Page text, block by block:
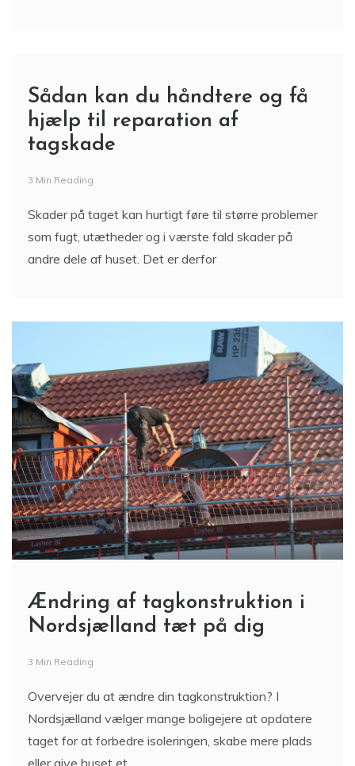
Sådan kan du håndtere og få
hjælp til reparation af
tagskade
3 Min Reading
Skader på taget kan hurtigt føre til større problemer
som fugt, utætheder og i værste fald skader på
andre dele af huset. Det er derfor
Ændring af tagkonstruktion i
Nordsjælland tæt på dig
3 Min Reading
Overvejer du at ændre din tagkonstruktion? I
Nordsjælland vælger mange boligejere at opdatere
taget for at forbedre isoleringen, skabe mere plads
eller give huset et